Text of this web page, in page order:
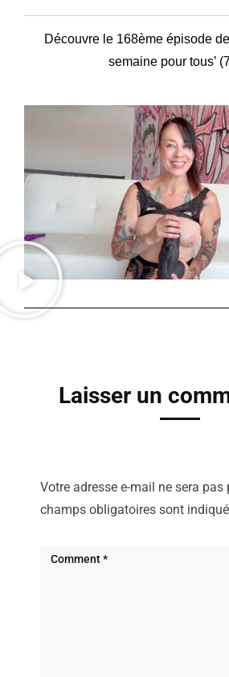
Découvre le 168ème épisode
semaine pour tous’
Laisser un
Votre adresse e-mail ne sera pas
champs obligatoires sont